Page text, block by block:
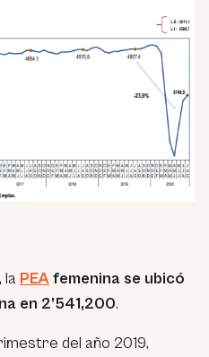
la PEAfemenina se ubicó
en 2’541,200.
del año 2019,